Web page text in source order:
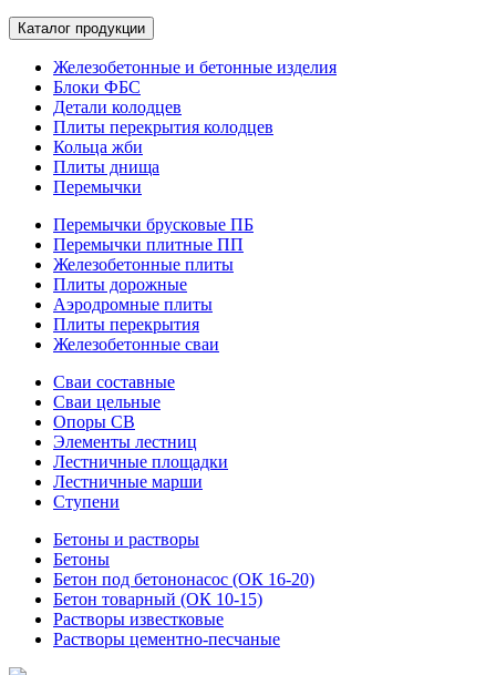
Каталог продукции
Железобетонные и бетонные изделия
Блоки ФБС
Детали колодцев
Плиты перекрытия колодцев
Кольца жби
Плиты днища
Перемычки
Перемычки брусковые ПБ
Перемычки плитные ПП
Железобетонные плиты
Плиты дорожные
Аэродромные плиты
Плиты перекрытия
Железобетонные сваи
Сваи составные
Сваи цельные
Опоры СВ
Элементы лестниц
Лестничные площадки
Лестничные марши
Ступени
Бетоны и растворы
Бетоны
Бетон под бетононасос (ОК 16-20)
Бетон товарный (ОК 10-15)
Растворы известковые
Растворы цементно-песчаные